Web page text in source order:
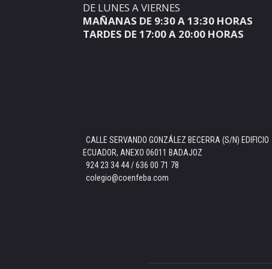
DE LUNES A VIERNES
MAÑANAS DE 9:30 A 13:30 HORAS
TARDES DE 17:00 A 20:00 HORAS
CALLE SERVANDO GONZÁLEZ BECERRA (S/N) EDIFICIO
ECUADOR, ANEXO 06011 BADAJOZ
924 23 34 44 / 636 00 71 78
colegio@coenfeba.com